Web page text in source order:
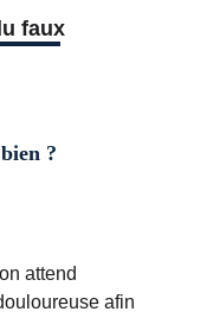
faux
?
attend
afin